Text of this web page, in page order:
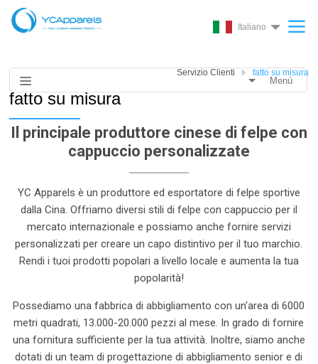
Italiano
Servizio Clienti fatto su misura
fatto su misura
Menù
Il principale produttore cinese di felpe con
cappuccio personalizzate
YC Apparels è un produttore ed esportatore di felpe sportive
dalla Cina. Offriamo diversi stili di felpe con cappuccio per il
mercato internazionale e possiamo anche fornire servizi
personalizzati per creare un capo distintivo per il tuo marchio.
Rendi i tuoi prodotti popolari a livello locale e aumenta la tua
popolarità!
Possediamo una fabbrica di abbigliamento con un'area di 6000
metri quadrati, 13.000-20.000 pezzi al mese. In grado di fornire
una fornitura sufficiente per la tua attività. Inoltre, siamo anche
dotati di un team di progettazione di abbigliamento senior e di